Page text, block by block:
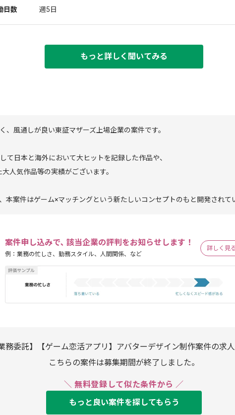
日数
週5日
もっと詳しく聞いてみる
、風通しが良い東証マザーズ上場企業の案件です。
て日本と海外において大ヒットを記録した作品や、
人気作品等の実績がございます。
本案件はゲーム×マッチングという新たしいコンセプトのもと開発されて
案件申し込みで､ 該当企業の評判をお知らせします！
例：業務の忙しさ、勤務スタイル、人間関係、など
詳しく見る
業務委託】【ゲーム恋活アプリ】アバターデザイン制作案件の求
こちらの案件は募集期間が終了しました。
＼ 無料登録して似た条件から ／
もっと良い案件を探してもらう